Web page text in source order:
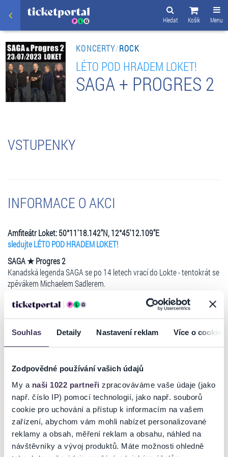
Souhlas Detaily Nastavení reklam Více o cookies
Zodpovědné používání vašich údajů
My a naši 1022 partneři zpracováváme vaše údaje (jako
např. číslo IP) pomocí technologií, jako např. souborů
cookie pro uchování a přístup k informacím na vašem
zařízení, abychom vám mohli nabízet personalizované
reklamy a obsah, měření reklam a obsahu, náhled na
návštěvníky a vývoj produktů. Máte možnosti ohledně
Menu
Košík
Hledat
KONCERTY/ROCK
LÉTO POD HRADEM LOKET!
SAGA + PROGRES 2
VSTUPENKY
INFORMACE O AKCI
Amfiteátr Loket: 50°11'18.142"N, 12°45'12.109"E
sledujte LÉTO POD HRADEM LOKET!
SAGA★Progres 2
Kanadská legenda SAGA se po 14 letech vrací do Lokte - tentokrát se
zpěvákem Michaelem Sadlerem.
ČASOVÝ PLÁN (rámcový)
17:00otevření amfiteátru
18:00-19:30
Progres 2 - 55 let TOUR
20:15-21:45SAGA - A Night To Remember TOUR 2023
VSTUPNÉ:1 090 Kč (předprodej) / 1 290 Kč (v den konání a na místě)
Speciální vstupenka FO/U/R FRIENDS pro 4 osoby za 3 950 Kč (jen
předprodej)
Vstupenky v distribuci na prodejních místech Ticketportal a nebo je
můžete zakoupit a vytisknout online přímo na ticketportal.cz -
HOMEtickets!!
Další info:
Číst více
Ticketportal je zárukou pravosti vstupenek
Na stránkách společnosti Ticketportal si vždy zakoupíte
originální vstupenky.